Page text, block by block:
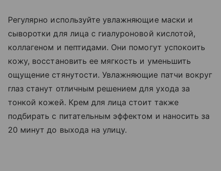
Регулярно используйте увлажняющие маски и
сыворотки для лица с гиалуроновой кислотой,
коллагеном и пептидами. Они помогут успокоить
кожу, восстановить ее мягкость и уменьшить
ощущение стянутости. Увлажняющие патчи вокруг
глаз станут отличным решением для ухода за
тонкой кожей. Крем для лица стоит также
подбирать с питательным эффектом и наносить за
20 минут до выхода на улицу.